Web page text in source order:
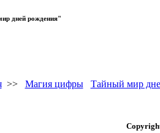
дней рождения"
>> Магия цифры Тайный мир